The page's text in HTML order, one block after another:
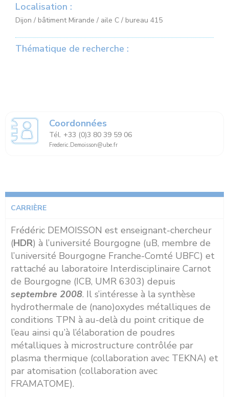
Localisation :
Dijon / bâtiment Mirande / aile C / bureau 415
Thématique de recherche :
Coordonnées
Tél. +33 (0)3 80 39 59 06
Frederic.Demoisson@ube.fr
CARRIÈRE
Frédéric DEMOISSON est enseignant-chercheur
(HDR) à l’université Bourgogne (uB, membre de
l’université Bourgogne Franche-Comté UBFC) et
rattaché au laboratoire Interdisciplinaire Carnot
de Bourgogne (ICB, UMR 6303) depuis
septembre 2008. Il s’intéresse à la synthèse
hydrothermale de (nano)oxydes métalliques de
conditions TPN à au-delà du point critique de
l’eau ainsi qu’à l’élaboration de poudres
métalliques à microstructure contrôlée par
plasma thermique (collaboration avec TEKNA) et
par atomisation (collaboration avec
FRAMATOME).